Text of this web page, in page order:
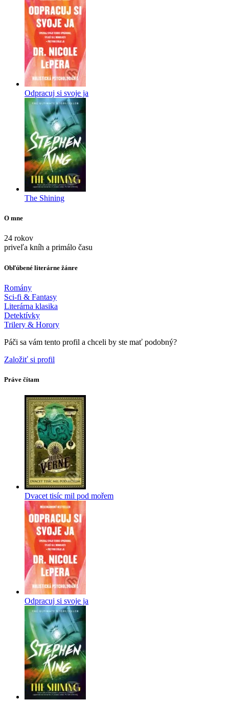
Odpracuj si svoje ja
The Shining
O mne
24 rokov
priveľa kníh a primálo času
Obľúbené literárne žánre
Romány
Sci-fi & Fantasy
Literárna klasika
Detektívky
Trilery & Horory
Páči sa vám tento profil a chceli by ste mať podobný?
Založiť si profil
Práve čítam
Dvacet tisíc mil pod mořem
Odpracuj si svoje ja